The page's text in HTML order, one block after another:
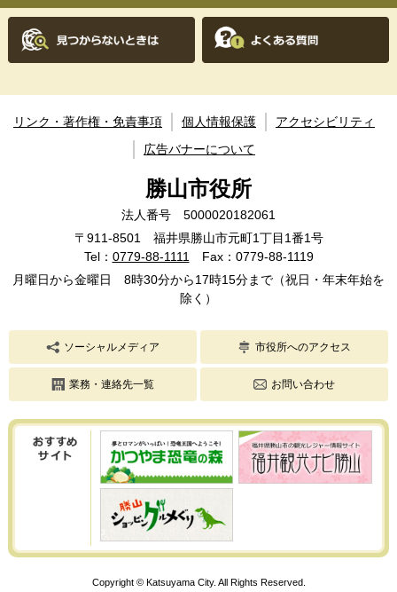
リンク・著作権・免責事項 個人情報保護
アクセシビリティ
広告バナーについて
勝山市役所
法人番号 5000020182061
〒911-8501 福井県勝山市元町1丁目1番1号
Tel： 0779-88-1111Fax：0779-88-1119
月曜日から金曜日 8時30分から17時15分まで（祝日・年末年始を
除く）
ソーシャルメディア 市役所へのアクセス
業務・連絡先一覧 お問い合わせ
Copyright © Katsuyama City. All Rights Reserved.